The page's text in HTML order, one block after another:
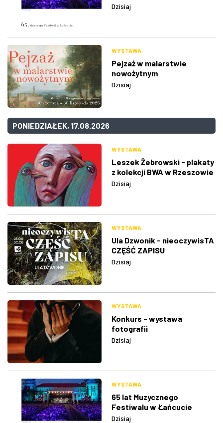
Dzisiaj
WYSTAWA
Pejzaż w malarstwie
nowożytnym
Dzisiaj
PONIEDZIAŁEK, 17.08.2026
WYSTAWA
Leszek Żebrowski - plakaty
z kolekcji BWA w Rzeszowie
Dzisiaj
WYSTAWA
Ula Dzwonik - nieoczywisTA
CZĘŚĆ ZAPISU
Dzisiaj
WYSTAWA
Konkurs - wystawa
fotografii
Dzisiaj
WYSTAWA
65 lat Muzycznego
Festiwalu w Łańcucie
Dzisiaj